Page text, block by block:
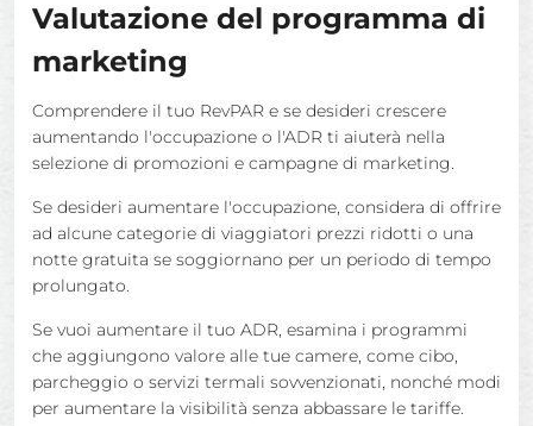
Valutazione del programma di
marketing
Comprendere il tuo RevPAR e se desideri crescere
aumentando l'occupazione o l'ADR ti aiuterà nella
selezione di promozioni e campagne di marketing.
Se desideri aumentare l'occupazione, considera di offrire
ad alcune categorie di viaggiatori prezzi ridotti o una
notte gratuita se soggiornano per un periodo di tempo
prolungato.
Se vuoi aumentare il tuo ADR, esamina i programmi
che aggiungono valore alle tue camere, come cibo,
parcheggio o servizi termali sovvenzionati, nonché modi
per aumentare la visibilità senza abbassare le tariffe.